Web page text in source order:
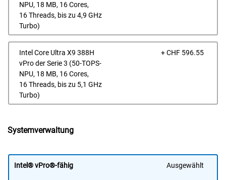
NPU, 18 MB, 16 Cores,
16 Threads, bis zu 4,9 GHz
Turbo)
Intel Core Ultra X9 388H
vPro der Serie 3 (50-TOPS-
NPU, 18 MB, 16 Cores,
16 Threads, bis zu 5,1 GHz
Turbo)
+ CHF 596.55
Systemverwaltung
Intel® vPro®-fähig Ausgewählt